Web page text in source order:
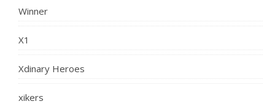
Winner
X1
Xdinary Heroes
xikers